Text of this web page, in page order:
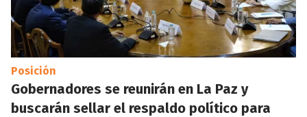
Posición
Gobernadores se reunirán en La Paz y
buscarán sellar el respaldo político para